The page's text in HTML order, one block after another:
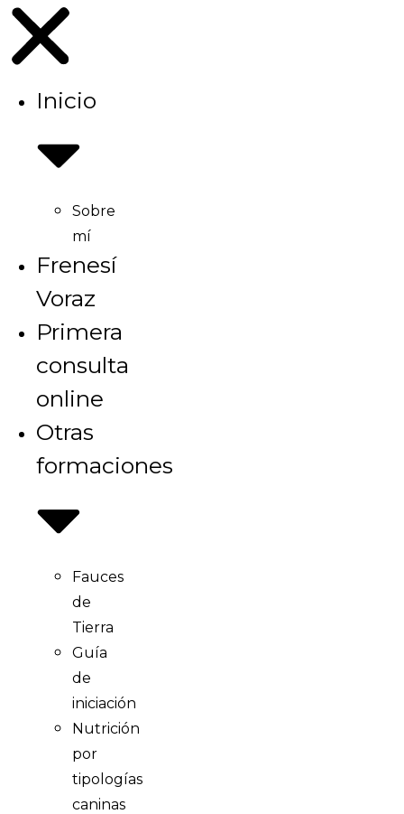
Inicio
Sobre
mí
Frenesí
Voraz
Primera
consulta
online
Otras
formaciones
Fauces
de
Tierra
Guía
de
iniciación
Nutrición
por
tipologías
caninas